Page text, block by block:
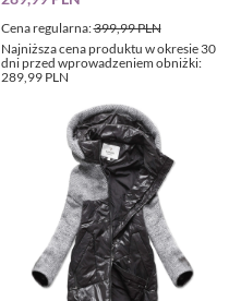
Cena regularna:399,99 PLN
Najniższa cena produktu w okresie 30
dni przed wprowadzeniem obniżki:
289,99 PLN